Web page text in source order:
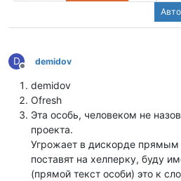
D
Не в сети
demidov
demidov
Ofresh
Эта особь, человеком не
проекта.
Угрожает в дискорде прямым
поставят на хелперку, буду
(прямой текст особи) это к